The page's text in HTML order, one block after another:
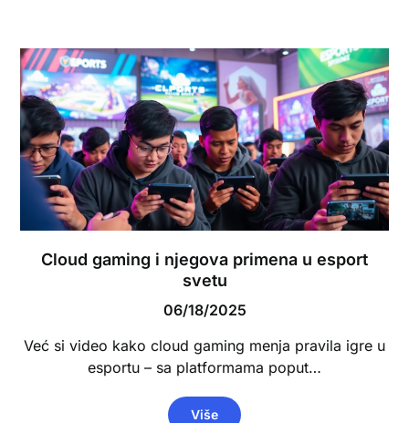
Cloud gaming i njegova primena u esport
svetu
06/18/2025
Već si video kako cloud gaming menja pravila igre u
esportu – sa platformama poput…
Više